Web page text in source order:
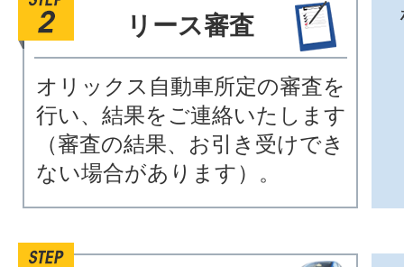
リース審査
オリックス自動車所定の審査を
行い、結果をご連絡いたします
（審査の結果、お引き受けでき
ない場合があります）。